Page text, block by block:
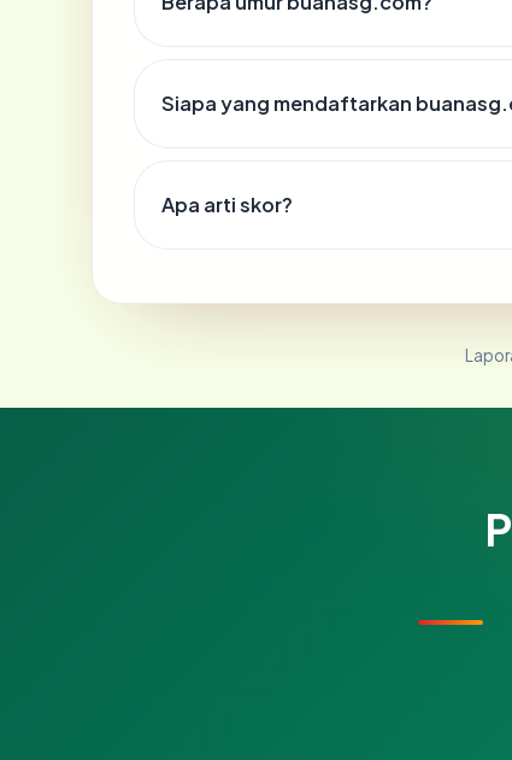
Siapa yang mendaftarkan
Apa arti skor?